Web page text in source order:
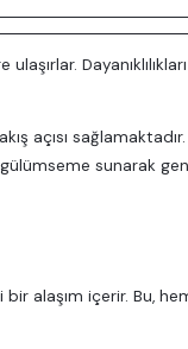
açısı
sunarak
alaşım içerir. Bu,